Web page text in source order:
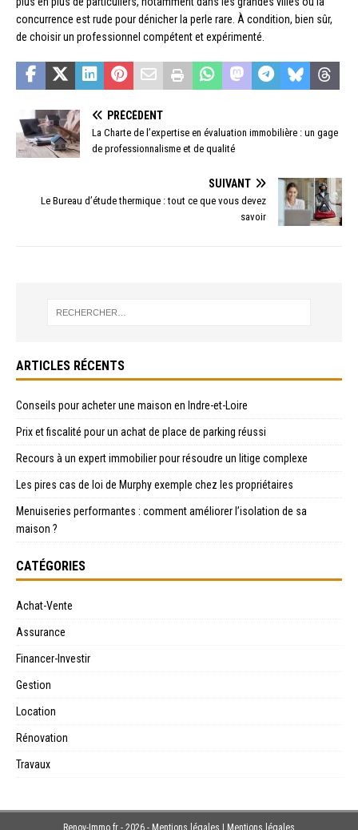
concurrence est rude pour dénicher la perle rare. À condition, bien sûr,
de choisir un professionnel compétent et expérimenté.
PRÉCÉDENT
La Charte de l’expertise en évaluation immobilière : un gage
de professionnalisme et de qualité
SUIVANT
Le Bureau d’étude thermique : tout ce que vous devez
savoir
ARTICLES RÉCENTS
Conseils pour acheter une maison en Indre-et-Loire
Prix et fiscalité pour un achat de place de parking réussi
Recours à un expert immobilier pour résoudre un litige complexe
Les pires cas de loi de Murphy exemple chez les propriétaires
Menuiseries performantes : comment améliorer l’isolation de sa
maison ?
CATÉGORIES
Achat-Vente
Assurance
Financer-Investir
Gestion
Location
Rénovation
Travaux